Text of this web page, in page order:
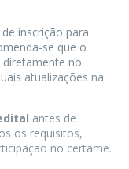
inscrição para
se que o
no
atualizações na
antes de
os requisitos,
no certame.